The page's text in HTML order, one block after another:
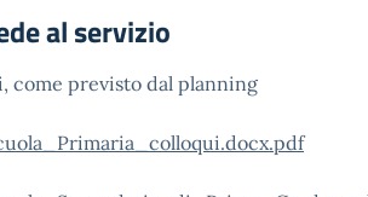
al servizio
come previsto dal planning